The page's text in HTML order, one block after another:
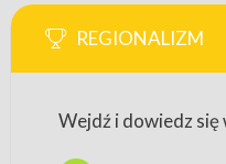
REGIONALIZM
Wejdź i dowiedz